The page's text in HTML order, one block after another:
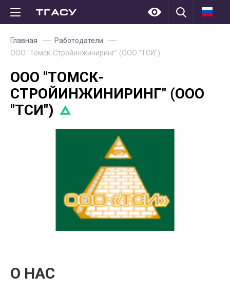
Главная
Работодатели
ООО "Томск-Стройинжиниринг" (ООО "ТСИ")
ООО "ТОМСК-
СТРОЙИНЖИНИРИНГ" (ООО
"ТСИ")
О НАС